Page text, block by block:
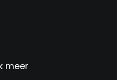
meer